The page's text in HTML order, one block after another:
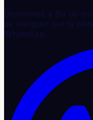
Demandez à Bix de
de naviguer sur la
WhatsApp.